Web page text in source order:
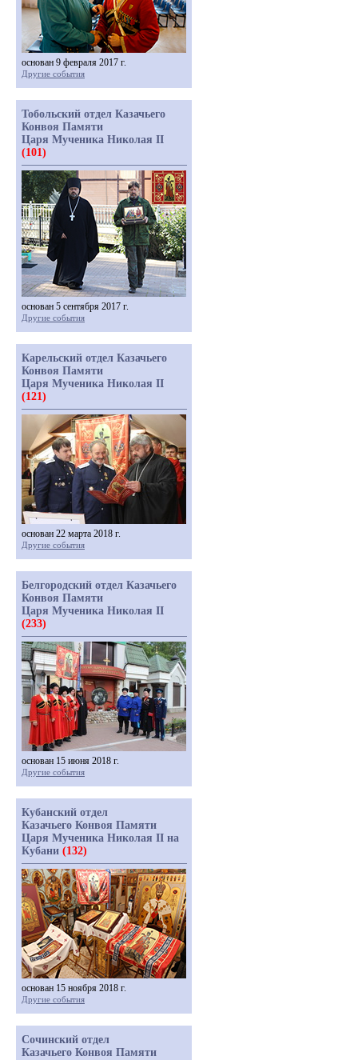
основан 9 февраля 2017 г.
Другие события
Тобольский отдел Казачьего
Конвоя Памяти
Царя Мученика Николая II
(101)
основан 5 сентября 2017 г.
Другие события
Карельский отдел Казачьего
Конвоя Памяти
Царя Мученика Николая II
(121)
основан 22 марта 2018 г.
Другие события
Белгородский отдел Казачьего
Конвоя Памяти
Царя Мученика Николая II
(233)
основан 15 июня 2018 г.
Другие события
Кубанский отдел
Казачьего Конвоя Памяти
Царя Мученика Николая II на
Кубани (132)
основан 15 ноября 2018 г.
Другие события
Сочинский отдел
Казачьего Конвоя Памяти